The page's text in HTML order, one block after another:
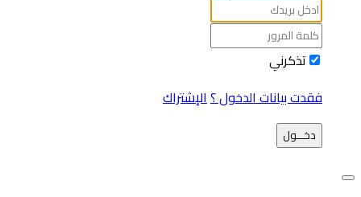
تذكرني
فقدت بيانات الدخول ؟الإشتراك
دخـــول